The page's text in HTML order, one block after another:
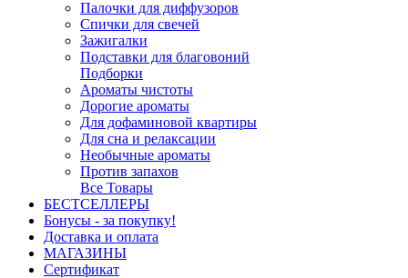
Палочки для диффузоров
Спички для свечей
Зажигалки
Подставки для благовоний
Подборки
Ароматы чистоты
Дорогие ароматы
Для дофаминовой квартиры
Для сна и релаксации
Необычные ароматы
Против запахов
Все Товары
БЕСТСЕЛЛЕРЫ
Бонусы - за покупку!
Доставка и оплата
МАГАЗИНЫ
Cертификат